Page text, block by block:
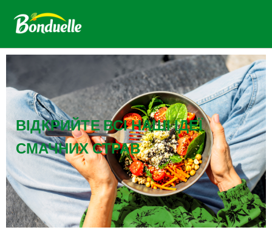
ВІДКРИЙТЕ ВСІ НАШІ ІДЕЇ
СМАЧНИХ СТРАВ